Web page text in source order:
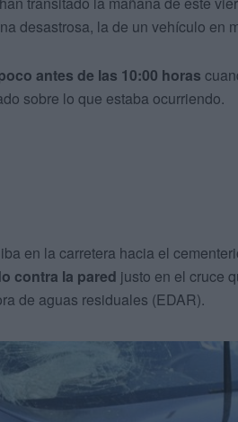
desastrosa, la de un vehículo en
antes de las 10:00 horas
sobre lo que estaba ocurriendo.
en la carretera hacia el
contra la pared justo en el cruce
de aguas residuales (EDAR).